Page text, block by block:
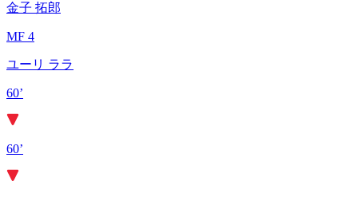
金子 拓郎
MF 4
ユーリ ララ
60’
60’